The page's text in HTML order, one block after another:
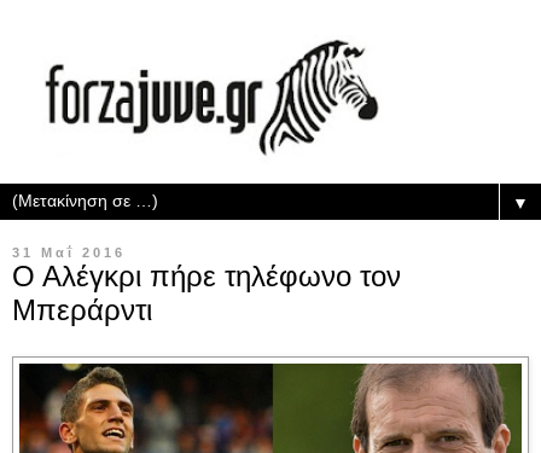
▼
31 Μαΐ 2016
Ο Αλέγκρι πήρε τηλέφωνο τον
Μπεράρντι